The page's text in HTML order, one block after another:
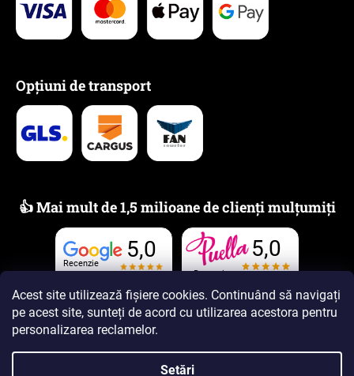
Acest site utilizează fișiere cookies. Continuând să navigați
pe acest site, sunteți de acord cu utilizarea acestora pentru
personalizarea reclamelor.
Setări
Opțiuni de transport
👍 Mai mult de 1,5 milioane de clienți mulțumiți
Recenzie
5,0
Recenzie
5,0